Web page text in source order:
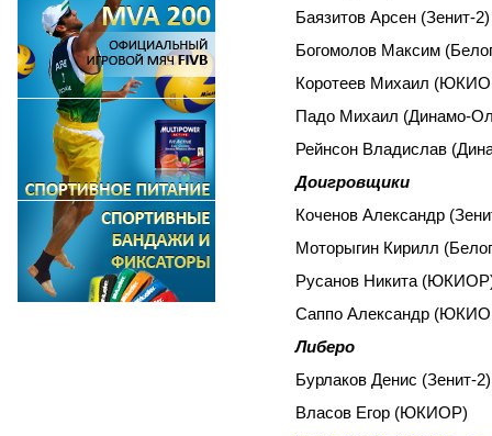
Баязитов Арсен (Зенит-2)
Богомолов Максим
Коротеев Михаил
Падо Михаил (Динамо-
Рейнсон Владислав
Доигровщики
Коченов Александр
Моторыгин Кирилл
Русанов Никита
Саппо Александр
Либеро
Бурлаков Денис (Зенит-2)
Власов Егор (ЮКИОР)